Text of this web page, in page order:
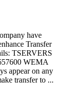
have
Transfer
TSERVERS
WEMA
appear on any
transfer to ...